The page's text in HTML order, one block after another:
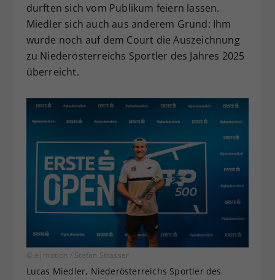
durften sich vom Publikum feiern lassen.
Miedler sich auch aus anderem Grund: Ihm
wurde noch auf dem Court die Auszeichnung
zu Niederösterreichs Sportler des Jahres 2025
überreicht.
© e|motion / Stefan Strasser
Lucas Miedler, Niederösterreichs Sportler des